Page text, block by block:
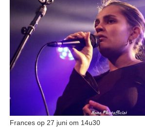
Frances op 27 juni om 14u30